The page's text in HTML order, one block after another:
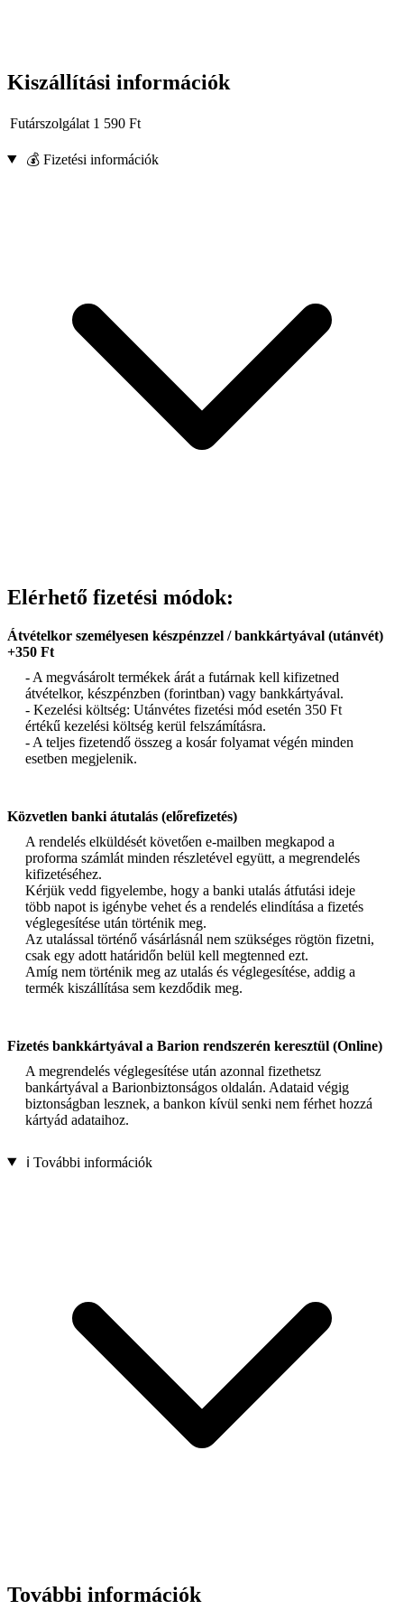
Kiszállítási információk
Futárszolgálat 1 590 Ft
💰 Fizetési információk
Elérhető fizetési módok:
Átvételkor személyesen készpénzzel / bankkártyával (utánvét)
+350 Ft
- A megvásárolt termékek árát a futárnak kell kifizetned
átvételkor, készpénzben (forintban) vagy bankkártyával.
- Kezelési költség: Utánvétes fizetési mód esetén 350 Ft
értékű kezelési költség kerül felszámításra.
- A teljes fizetendő összeg a kosár folyamat végén minden
esetben megjelenik.
Közvetlen banki átutalás (előrefizetés)
A rendelés elküldését követően e-mailben megkapod a
proforma számlát minden részletével együtt, a megrendelés
kifizetéséhez.
Kérjük vedd figyelembe, hogy a banki utalás átfutási ideje
több napot is igénybe vehet és a rendelés elindítása a fizetés
véglegesítése után történik meg.
Az utalással történő vásárlásnál nem szükséges rögtön fizetni,
csak egy adott határidőn belül kell megtenned ezt.
Amíg nem történik meg az utalás és véglegesítése, addig a
termék kiszállítása sem kezdődik meg.
Fizetés bankkártyával a Barion rendszerén keresztül (Online)
A megrendelés véglegesítése után azonnal fizethetsz
bankártyával a Barionbiztonságos oldalán. Adataid végig
biztonságban lesznek, a bankon kívül senki nem férhet hozzá
kártyád adataihoz.
ℹ️ További információk
További információk